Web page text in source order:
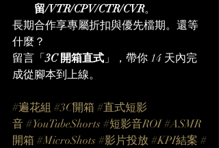
留/VTR/CPV/CTR/CVR。
長期合作享專屬折扣與優先檔期。還等
什麼？
留言「3C 開箱直式」，帶你 14 天內完
成從腳本到上線。
#遍花組 #3C開箱 #直式短影
音 #YouTubeShorts #短影音ROI #ASMR
開箱 #MicroShots #影片投放 #KPI結案 #